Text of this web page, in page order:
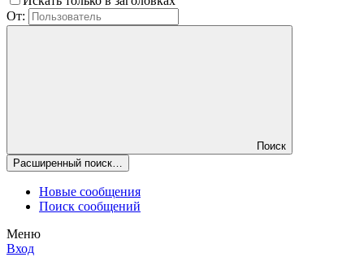
От:
Поиск
Расширенный поиск…
Новые сообщения
Поиск сообщений
Меню
Вход